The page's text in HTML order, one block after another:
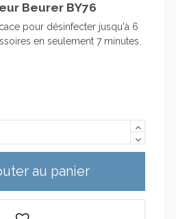
Beurer BY76
pour désinfecter jusqu'à 6
en seulement 7 minutes.
au panier